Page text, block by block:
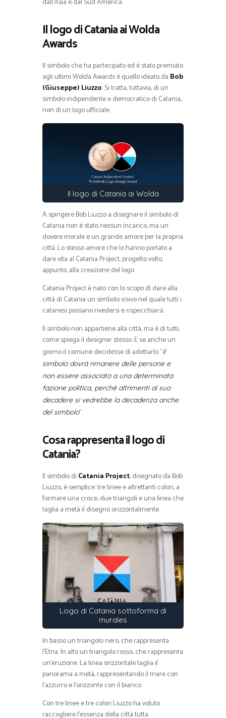
Il logo di Catania ai Wolda
Awards
Il simbolo che ha partecipato ed è stato premiato
agli ultimi Wolda Awards è quello ideato da Bob
(Giuseppe) Liuzzo. Si tratta, tuttavia, di un
simbolo indipendente e democratico di Catania,
non di un logo ufficiale.
Il logo di Catania ai Wolda
A spingere Bob Liuzzo a disegnare il simbolo di
Catania non è stato nessun incarico, ma un
dovere morale e un grande amore per la propria
città. Lo stesso amore che lo hanno portato a
dare vita al Catania Project, progetto volto,
appunto, alla creazione del logo.
Catania Project è nato con lo scopo di dare alla
città di Catania un simbolo visivo nel quale tutti i
catanesi possano rivedersi e rispecchiarsi.
Il simbolo non appartiene alla città, ma è di tutti,
come spiega il designer stesso. E se anche un
giorno il comune decidesse di adottarlo “il
simbolo dovrà rimanere delle persone e
non essere associato a una determinata
fazione politica, perché altrimenti al suo
decadere si vedrebbe la decadenza anche
del simbolo”.
Cosa rappresenta il logo di
Catania?
Il simbolo di Catania Project, disegnato da Bob
Liuzzo, è semplice: tre linee e altrettanti colori, a
formare una croce, due triangoli e una linea che
taglia a metà il disegno orizzontalmente.
Logo di Catania sottoforma di
murales
In basso un triangolo nero, che rappresenta
l’Etna. In alto un triangolo rosso, che rappresenta
un’eruzione. La linea orizzontale taglia il
panorama a metà, rappresentando il mare con
l’azzurro e l’orizzonte con il bianco.
Con tre linee e tre colori Liuzzo ha voluto
raccogliere l’essenza della città tutta.